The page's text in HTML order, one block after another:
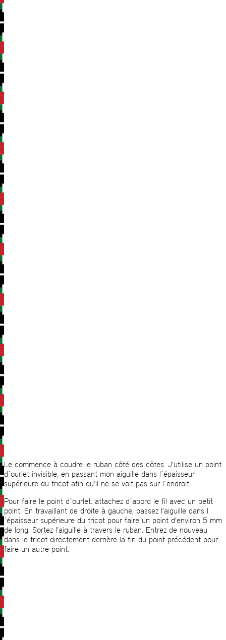
Le commence à coudre le ruban côté des côtes. J’utilise un point
d´ourlet invisible, en passant mon aiguille dans l´épaisseur
supérieure du tricot afin qu’il ne se voit pas sur l´endroit
Pour faire le point d´ourlet. attachez d´abord le fil avec un petit
point. En travaillant de droite à gauche, passez l’aiguille dans l
´épaisseur supérieure du tricot pour faire un point d’environ 5 mm
de long. Sortez l’aiguille à travers le ruban. Entrez de nouveau
dans le tricot directement derrière la fin du point précédent pour
faire un autre point.